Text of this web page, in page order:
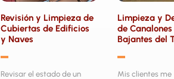
Revisión y Limpieza de
Cubiertas de Edificios
y Naves
▬
Revisar el estado de un
Limpieza y
de
Bajantes del
▬
Mis clientes me